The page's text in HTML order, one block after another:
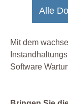
Alle
Mit dem
Software